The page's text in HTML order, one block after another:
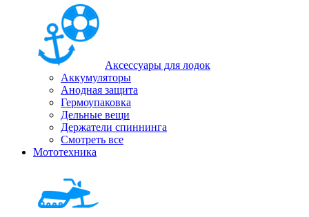
Аксессуары для лодок
Аккумуляторы
Анодная защита
Гермоупаковка
Дельные вещи
Держатели спиннинга
Смотреть все
Мототехника